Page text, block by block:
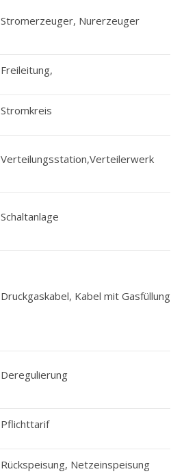
Stromerzeuger, Nurerzeuger
Freileitung,
Stromkreis
Verteilungsstation,Verteilerwerk
Schaltanlage
Druckgaskabel, Kabel mit Gasfüllung
Deregulierung
Pflichttarif
Rückspeisung, Netzeinspeisung